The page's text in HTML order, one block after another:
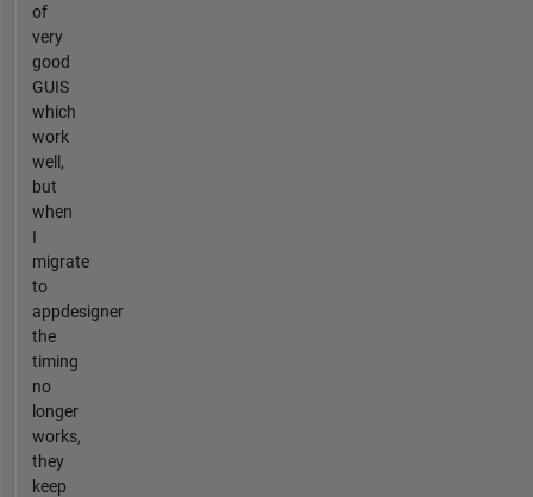
of
very
good
GUIS
which
work
well,
but
when
I
migrate
to
appdesigner
the
timing
no
longer
works,
they
keep